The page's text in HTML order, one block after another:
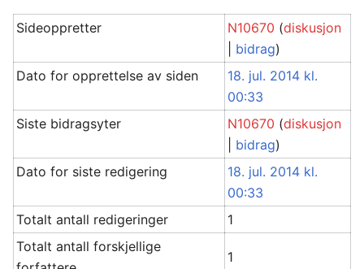
Sideoppretter N10670 (diskusjon
bidrag)
Dato for opprettelse av siden
18. jul. 2014 kl.
00:33
Siste bidragsyter
N10670 (diskusjon
bidrag)
Dato for siste redigering
18. jul. 2014 kl.
00:33
Totalt antall redigeringer
1
Totalt antall forskjellige
1